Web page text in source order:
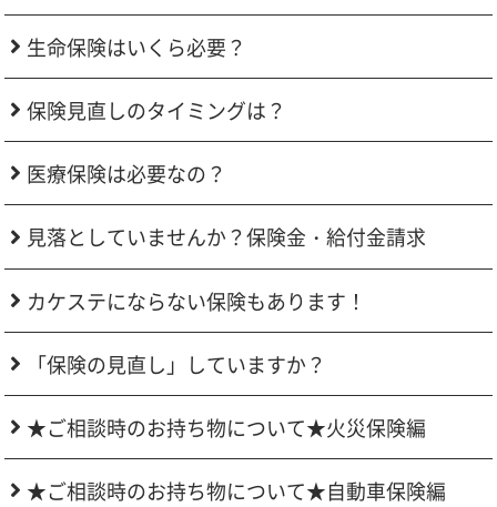
生命保険はいくら必要？
保険見直しのタイミングは？
医療保険は必要なの？
見落としていませんか？保険金・給付金請求
カケステにならない保険もあります！
「保険の見直し」していますか？
★ご相談時のお持ち物について★火災保険編
★ご相談時のお持ち物について★自動車保険編